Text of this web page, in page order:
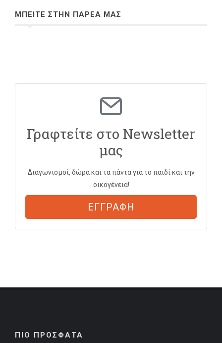
ΜΠΕΙΤΕ ΣΤΗΝ ΠΑΡΕΑ ΜΑΣ
Γραφτείτε στο Newsletter
μας
Διαγωνισμοί, δώρα και τα πάντα για το παιδί και την
οικογένεια!
ΕΓΓΡΑΦΗ
ΠΙΟ ΠΡΟΣΦΑΤΑ